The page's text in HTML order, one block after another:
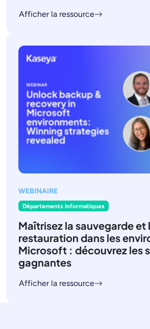
Afficher la ressource
WEBINAIRE
Départements informatiques
Maîtrisez la sauvegarde et
restauration dans les
Microsoft : découvrez les
gagnantes
Afficher la ressource